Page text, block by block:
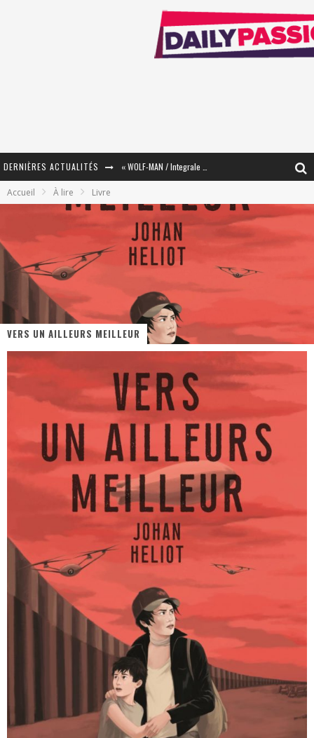
DERNIÈRES ACTUALITÉS « The Broken Ring / This Mariage Will Fail Anyway » (Tome 2) – Préparer sa vengeance…
« Le Béton et le Bambou / Propositions pour Mayotte et le Monde. » - Améliorations !
Star Fox
« Damn Them All » - Un duo de Choc !
Yoshi and the mysterious book
Accueil À lire Livre
VERS UN AILLEURS MEILLEUR